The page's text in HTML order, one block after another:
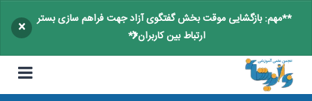
**مهم: بازگشایی موقت بخش گفتگوی آزاد جهت فراهم سازی بستر
ارتباط بین کاربران**
×